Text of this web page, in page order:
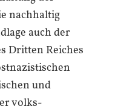
nachhaltig
auch der
Dritten Reiches
und
volks­